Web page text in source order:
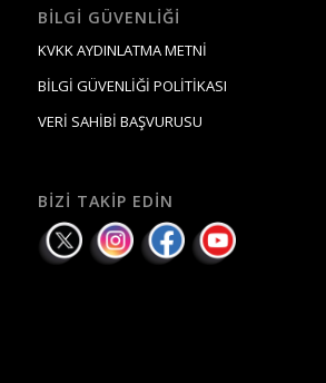
BILGI GÜVENLIĞI
KVKK AYDINLATMA METNİ
BİLGİ GÜVENLİĞİ POLİTİKASI
VERİ SAHİBİ BAŞVURUSU
BIZI TAKIP EDIN